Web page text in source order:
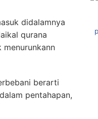
didalamnya
qurana
menurunkann
berarti
pentahapan,